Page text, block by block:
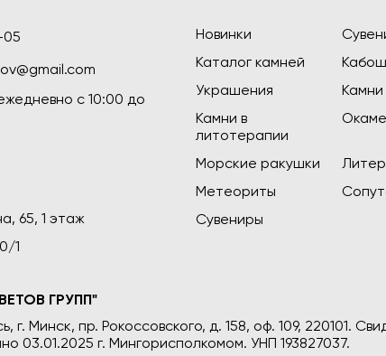
05
c 10:00 до
65, 1 этаж
1
Новинки
Каталог камней
Украшения
Камни в
литотерапии
Морские ракушки
Метеориты
Сувениры
ГРУПП"
г. Минск, пр. Рокоссовского, д. 158, оф. 109, 220101.
03.01.2025 г. Мингорисполкомом. УНП 193827037.